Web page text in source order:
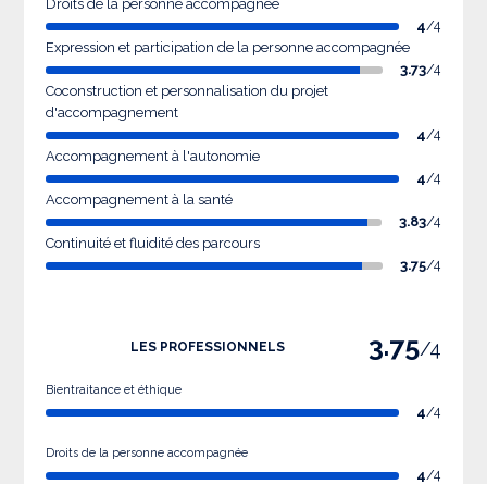
Droits de la personne accompagnée
4/4
Expression et participation de la personne accompagnée
3.73/4
Coconstruction et personnalisation du projet
d'accompagnement
4/4
Accompagnement à l'autonomie
4/4
Accompagnement à la santé
3.83/4
Continuité et fluidité des parcours
3.75/4
LES PROFESSIONNELS 3.75/4
Bientraitance et éthique
4/4
Droits de la personne accompagnée
4/4